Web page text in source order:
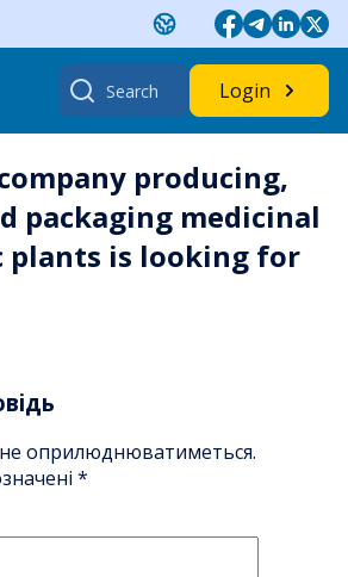
Search
for:
Login
producing,
packaging medicinal
plants is looking for
оприлюднюватиметься.
*